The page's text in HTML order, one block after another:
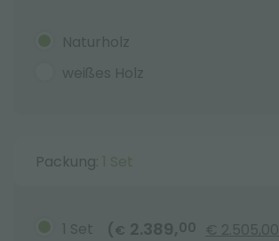
Naturholz
weißes Holz
Packung: 1 Set
1 Set ( € 2.389,00 € 2.505,00